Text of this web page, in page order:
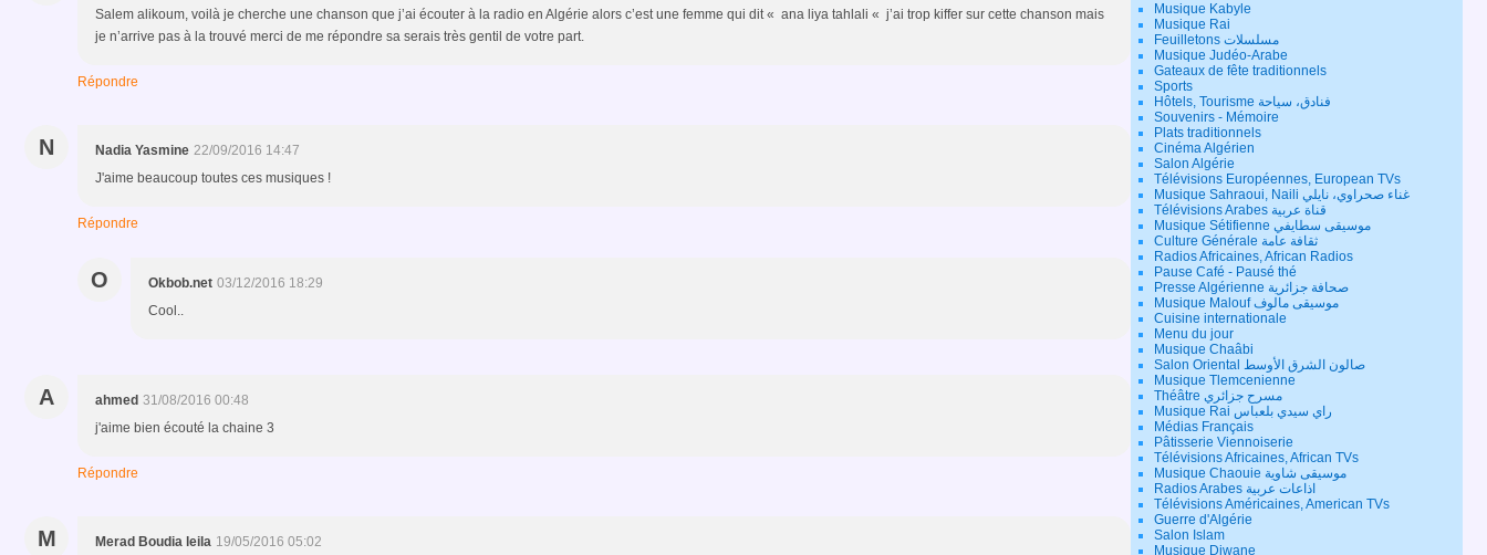
Salem alikoum, voilà je cherche une chanson que j’ai écouter à la radio en Algérie alors c’est une femme qui dit « ana liya tahlali « j’ai trop kiffer sur cette chanson mais
je n’arrive pas à la trouvé merci de me répondre sa serais très gentil de votre part.
Répondre
N Nadia Yasmine 22/09/2016 14:47
J'aime beaucoup toutes ces musiques !
Répondre
O Okbob.net 03/12/2016 18:29
Cool..
A ahmed 31/08/2016 00:48
j'aime bien écouté la chaine 3
Répondre
M Merad Boudia leila 19/05/2016 05:02
Musique Kabyle
Musique Rai
Feuilletons مسلسلات
Musique Judéo-Arabe
Gateaux de fête traditionnels
Sports
Hôtels, Tourisme فنادق، سياحة
Souvenirs - Mémoire
Plats traditionnels
Cinéma Algérien
Salon Algérie
Télévisions Européennes, European TVs
Musique Sahraoui, Naili غناء صحراوي، نايلي
Télévisions Arabes قناة عربية
Musique Sétifienne موسيقى سطايفي
Culture Générale ثقافة عامة
Radios Africaines, African Radios
Pause Café - Pausé thé
Presse Algérienne صحافة جزائرية
Musique Malouf موسيقى مالوف
Cuisine internationale
Menu du jour
Musique Chaâbi
Salon Oriental صالون الشرق الأوسط
Musique Tlemcenienne
Théâtre مسرح جزائري
Musique Rai راي سيدي بلعباس
Médias Français
Pâtisserie Viennoiserie
Télévisions Africaines, African TVs
Musique Chaouie موسيقى شاوية
Radios Arabes اذاعات عربية
Télévisions Américaines, American TVs
Guerre d'Algérie
Salon Islam
Musique Diwane